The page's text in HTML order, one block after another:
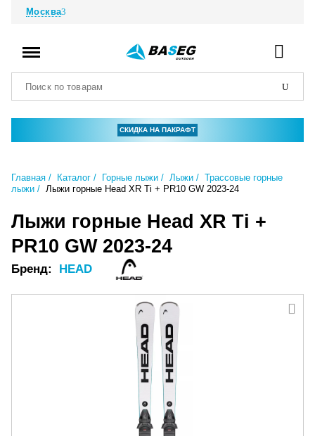
Москва
СКИДКА НА ПАКРАФТ
Главная Каталог Горные лыжи Лыжи
Трассовые горные
лыжи
Лыжи горные Head XR Ti + PR10 GW 2023-24
Лыжи горные Head XR Ti +
PR10 GW 2023-24
Бренд: HEAD